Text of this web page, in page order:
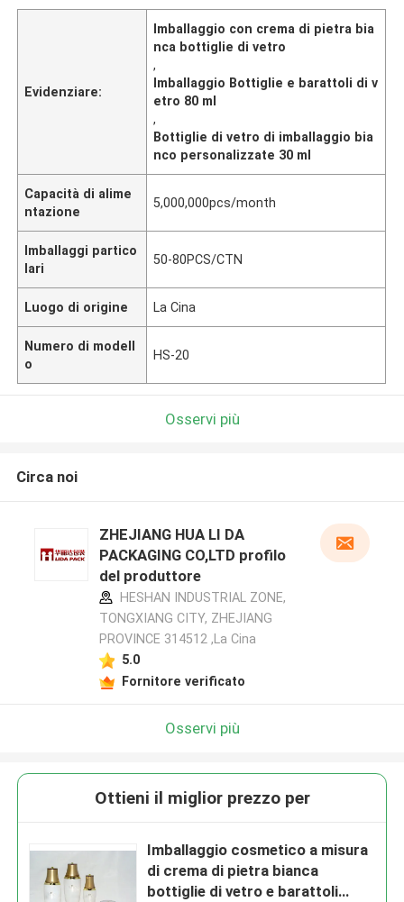
Evidenziare:
Imballaggio con crema di pietra bia
nca bottiglie di vetro
,
Imballaggio Bottiglie e barattoli di v
etro 80 ml
,
Bottiglie di vetro di imballaggio bia
nco personalizzate 30 ml
Capacità di alime
ntazione
5,000,000pcs/month
Imballaggi partico
lari
50-80PCS/CTN
Luogo di origine La Cina
Numero di modell
o
HS-20
Osservi più
Circa noi
ZHEJIANG HUA LI DA
PACKAGING CO,LTD profilo
del produttore
HESHAN INDUSTRIAL ZONE,
TONGXIANG CITY, ZHEJIANG
PROVINCE 314512 ,La Cina
5.0
Fornitore verificato
Osservi più
Ottieni il miglior prezzo per
Imballaggio cosmetico a misura
di crema di pietra bianca
bottiglie di vetro e barattoli